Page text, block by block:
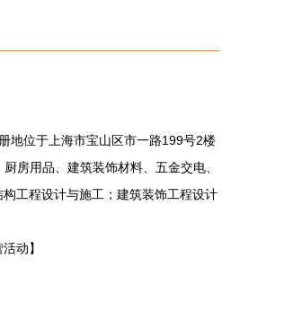
地位于上海市宝山区市一路199号2楼
房用品、建筑装饰材料、五金交电、
工程设计与施工；建筑装饰工程设计
动】